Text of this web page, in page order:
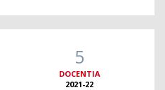
5
DOCENTIA
2021-22